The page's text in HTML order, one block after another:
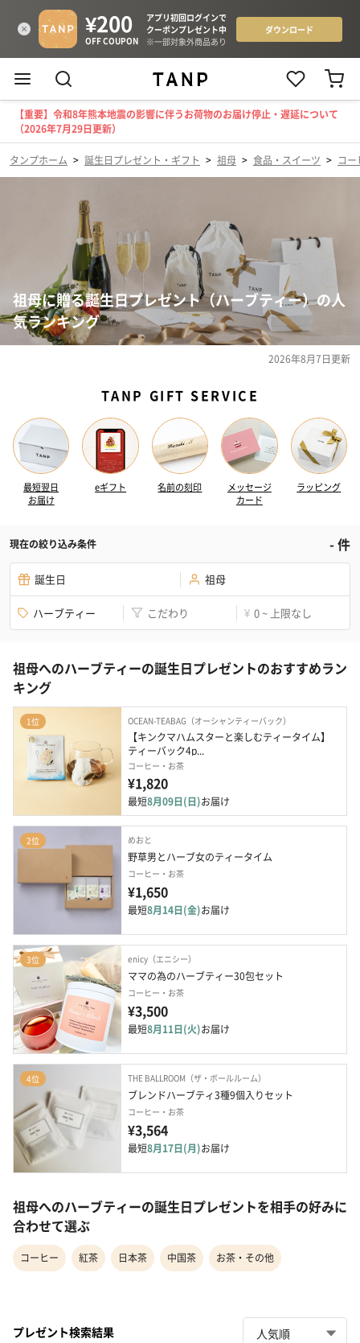
【重要】令和8年熊本地震の影響に伴うお荷物のお届け停止・遅延について
（2026年7月29日更新）
タンプホーム > 誕生日プレゼント・ギフト > 祖母 > 食品・スイーツ > コ
祖母に贈る誕生日プレゼント（ハーブティー）の人
気ランキング
2026年8月7日更新
TANP GIFT SERVICE
最短翌日
お届け
eギフト 名前の刻印
メッセージ
カード
ラッピング
現在の絞り込み条件 -件
誕生日 祖母
ハーブティー こだわり ¥ 0 ~ 上限なし
祖母へのハーブティーの誕生日プレゼントのおすすめラン
キング
1位 OCEAN-TEABAG（オーシャンティーバック）
【キンクマハムスターと楽しむティータイム】
ティーバック4p...
コーヒー・お茶
¥1,820
最短8月09日(日)お届け
2位 めおと
野草男とハーブ女のティータイム
コーヒー・お茶
¥1,650
最短8月14日(金)お届け
3位 enicy（エニシー）
ママの為のハーブティー30包セット
コーヒー・お茶
¥3,500
最短8月11日(火)お届け
4位 THE BALLROOM（ザ・ボールルーム）
ブレンドハーブティ3種9個入りセット
コーヒー・お茶
¥3,564
最短8月17日(月)お届け
祖母へのハーブティーの誕生日プレゼントを相手の好みに
合わせて選ぶ
コーヒー 紅茶 日本茶 中国茶 お茶・その他
プレゼント検索結果